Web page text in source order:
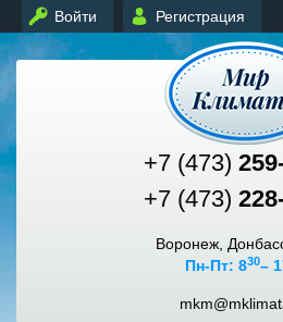
Войти Регистрация
+7 (473)
+7 (473)
Воронеж,
Пн-Пт: 830–